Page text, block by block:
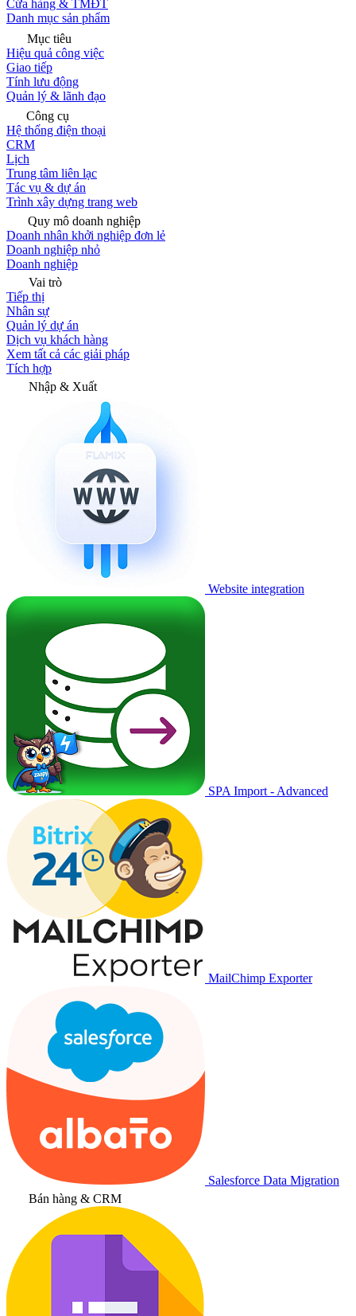
Cửa hàng & TMĐT
Danh mục sản phẩm
Mục tiêu
Hiệu quả công việc
Giao tiếp
Tính lưu động
Quản lý & lãnh đạo
Công cụ
Hệ thống điện thoại
CRM
Lịch
Trung tâm liên lạc
Tác vụ & dự án
Trình xây dựng trang web
Quy mô doanh nghiệp
Doanh nhân khởi nghiệp đơn lẻ
Doanh nghiệp nhỏ
Doanh nghiệp
Vai trò
Tiếp thị
Nhân sự
Quản lý dự án
Dịch vụ khách hàng
Xem tất cả các giải pháp
Tích hợp
Nhập & Xuất
Website integration
SPA Import - Advanced
MailChimp Exporter
Salesforce Data Migration
Bán hàng & CRM